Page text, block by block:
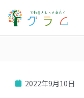
2022年9月10日